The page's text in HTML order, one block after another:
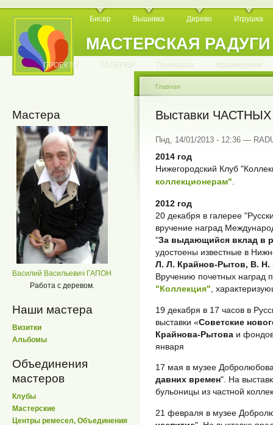
МАСТЕРСКАЯ РАДУГИ
Бисер Вышивка Дерево Игрушка
. . . . . . . . . . .
. ПРОЕКТЫ ГАЛЕРЕИ Промыслы Краеведение
Мастера
Василий Васильевич ГАПОН
Работа с деревом.
Наши мастера
Визитки
Альбомы
Объединения
мастеров
Клубы
Мастерские
Центры ремесел, Объединения
Главная
Выставки
Пнд, 14/01/2013 - 12:36 —
2014 год
Нижегородский Клуб
коллекционерам"
2012 год
20 декабря в галерее
вручение наград
"За выдающийся вклад в
удостоены известные в
Л. Л. Крайнов-Рытов, В.
Вручению почетных наград
"Коллекция" ,
19 декабря в 17 часов в
выставки «Советские
Крайнова-Рытова и
января
17 мая в музее
давних времен". На
бульоницы из частной
21 февраля в музее